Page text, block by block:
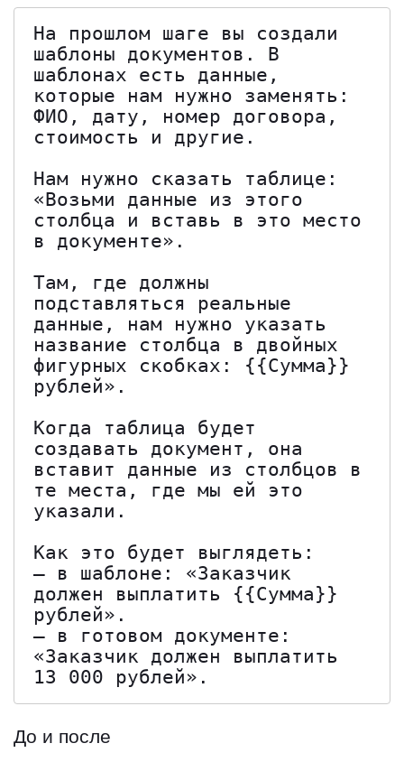
На прошлом шаге вы создали
шаблоны документов. В
шаблонах есть данные,
которые нам нужно заменять:
ФИО, дату, номер договора,
стоимость и другие.
Нам нужно сказать таблице:
«Возьми данные из этого
столбца и вставь в это место
в документе».
Там, где должны
подставляться реальные
данные, нам нужно указать
название столбца в двойных
фигурных скобках: {{Сумма}}
рублей».
Когда таблица будет
создавать документ, она
вставит данные из столбцов в
те места, где мы ей это
указали.
Как это будет выглядеть:
— в шаблоне: «Заказчик
должен выплатить {{Сумма}}
рублей».
— в готовом документе:
«Заказчик должен выплатить
13 000 рублей».
До и после